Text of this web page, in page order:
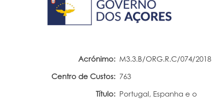
Acrónimo: M3.3.B/ORG.R.C/074/2018
Centro de Custos: 763
Título: Portugal, Espanha e o